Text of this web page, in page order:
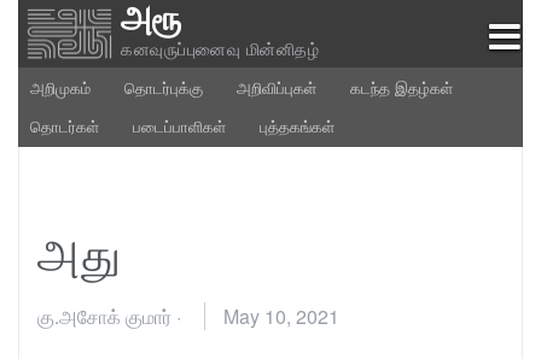
Skip
content
அரூ
கனவுருப்புனைவு மின்னிதழ்
அறிமுகம் தொடர்புக்கு அறிவிப்புகள்
கடந்த இதழ்கள்
தொடர்கள்
படைப்பாளிகள் புத்தகங்கள்
அது
கு.அசோக் குமார் · May 10, 2021